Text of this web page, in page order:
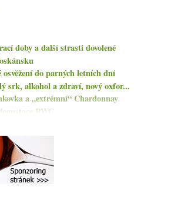
doby a další strasti dovolené
osvěžení do parných letních dní
srk, alkohol a zdraví, nový oxfor...
a „extrémní“ Chardonnay
RWC
a výtečný vlašák
býčí krev
a šardonky ze Chablis
tufový korek